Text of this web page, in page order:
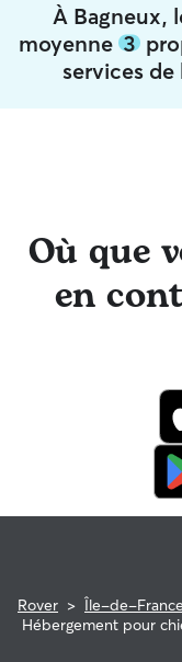
À Bagneux,
moyenne 3
services
Où que
en
Rover > Île-de-France
Hébergement pour